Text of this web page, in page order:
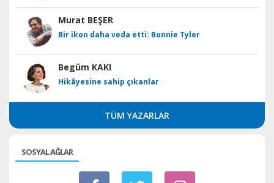
Murat BEŞER
Bir ikon daha veda etti: Bonnie Tyler
Begüm KAKI
Hikâyesine sahip çıkanlar
TÜM YAZARLAR
SOSYAL AĞLAR